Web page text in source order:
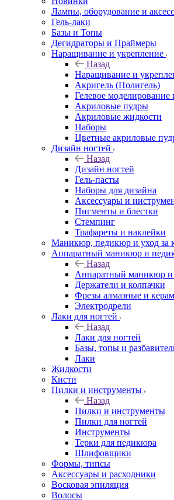
Лампы, оборудование и
Гель-лаки
Базы и Топы
Дегидраторы и Праймеры
Наращивание и укрепление
Назад
Наращивание и
Акригель (Полигель)
Гелевое моделирование
Акриловые пудры
Акриловые жидкости
Наборы
Цветные акриловые
Дизайн ногтей
Назад
Дизайн ногтей
Гель-пасты
Наборы для дизайна
Аксессуары и
Пигменты и блестки
Стемпинг
Трафареты и наклейки
Маникюр, педикюр и уход за
Аппаратный маникюр и
Назад
Аппаратный маникюр
Держатели и колпачки
Фрезы алмазные и
Электродрели
Лаки для ногтей
Назад
Лаки для ногтей
Базы, топы и
Лаки
Жидкости
Кисти
Пилки и инструменты
Назад
Пилки и инструменты
Пилки для ногтей
Инструменты
Терки для педикюра
Шлифовщики
Формы, типсы
Аксессуары и расходники
Восковая эпиляция
Волосы